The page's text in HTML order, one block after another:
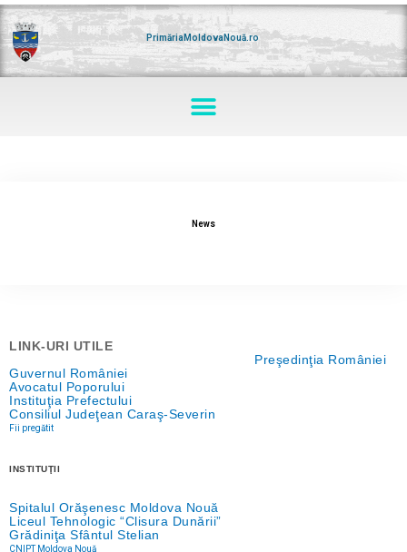
Skip
to
content
PrimăriaMoldovaNouă.ro
Menu
News
LINK-URI UTILE
Preşedinţia României
Guvernul României
Avocatul Poporului
Instituţia Prefectului
Consiliul Judeţean Caraş-Severin
Fii pregătit
INSTITUŢII
Spitalul Orăşenesc Moldova Nouă
Liceul Tehnologic “Clisura Dunării”
Grădiniţa Sfântul Stelian
CNIPT Moldova Nouă